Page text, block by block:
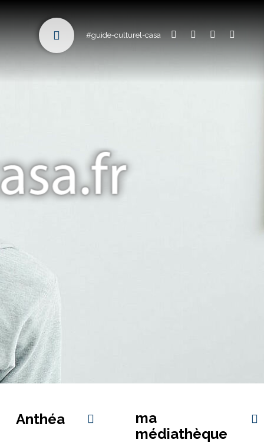
#guide-culturel-casa
Anthéa
ma
médiathèque